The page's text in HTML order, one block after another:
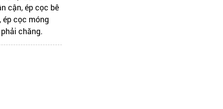
cận, ép cọc bê
ép cọc móng
chăng.